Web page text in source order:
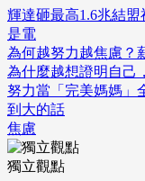
輝達砸最高1.6兆結
是電
為何越努力越焦慮？
為什麼越想證明自己
努力當「完美媽媽」
到大的話
焦慮
獨立觀點